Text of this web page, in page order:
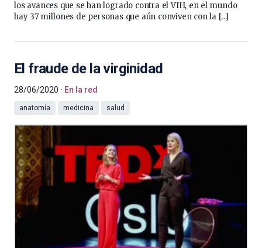
los avances que se han logrado contra el VIH, en el mundo
hay 37 millones de personas que aún conviven con la […]
El fraude de la virginidad
28/06/2020 En la red
anatomía medicina salud